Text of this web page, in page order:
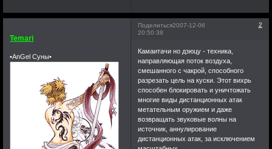
друзья.Мне крайне
приятно видеть
то столько для меня
значило.Спасибо
большое,я не забуду
дней проведенных с
вами. Да может быть
немного
сентиментально,и
единственное что не
Поделиться 2
2007-12-06
20:50:38
Temari
•AnGel Суны•
Камаитачи но дзюцу - техника,
направляющая поток воздуха,
смешанного с чакрой, способного
разрезать цель на куски. Этот вихрь
способен блокировать и уничтожать
многие виды дистанционных атак
метательным оружием и даже
возвращать звуковые волны на
источник, аннулирование
дистанционных атак, за исключением